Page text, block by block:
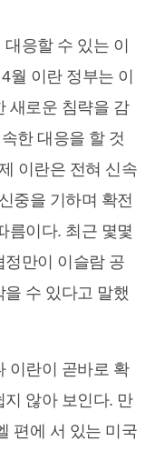
응할 수 있는 이
월 이란 정부는 이
새로운 침략을 감
한 대응을 할 것
이란은 전혀 신속
중을 기하며 확전
름이다. 최근 몇몇
만이 이슬람 공
수 있다고 말했
이란이 곧바로 확
않아 보인다. 만
편에 서 있는 미국